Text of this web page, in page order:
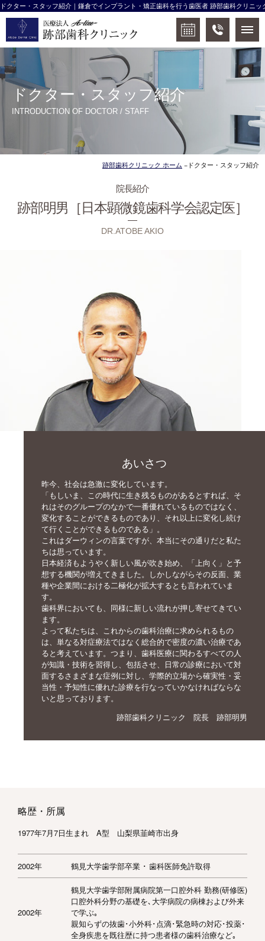
ドクター・スタッフ紹介｜鎌倉でインプラント・矯正歯科を行う歯医者 跡部歯科クリニッ
ドクター・スタッフ紹介
INTRODUCTION OF DOCTOR / STAFF
跡部歯科クリニック ホーム ドクター・スタッフ紹介
院長紹介
跡部明男［日本顕微鏡歯科学会認定医］
DR.ATOBE AKIO
あいさつ
昨今、社会は急激に変化しています。
「もしいま、この時代に生き残るものがあるとすれば、そ
れはそのグループのなかで一番優れているものではなく、
変化することができるものであり、それ以上に変化し続け
て行くことができるものである」。
これはダーウィンの言葉ですが、本当にその通りだと私た
ちは思っています。
日本経済もようやく新しい風が吹き始め、「上向く」と予
想する機関が増えてきました。しかしながらその反面、業
種や企業間における二極化が拡大するとも言われていま
す。
歯科界においても、同様に新しい流れが押し寄せてきてい
ます。
よって私たちは、これからの歯科治療に求められるもの
は、単なる対症療法ではなく総合的で密度の濃い治療であ
ると考えています。つまり、歯科医療に関わるすべての人
が知識・技術を習得し、包括させ、日常の診療において対
面するさまざまな症例に対し、学際的立場から確実性・妥
当性・予知性に優れた診療を行なっていかなければならな
いと思っております。
跡部歯科クリニック 院長 跡部明男
略歴・所属
1977年7月7日生まれ A型 山梨県韮崎市出身
2002年 鶴見大学歯学部卒業 ･ 歯科医師免許取得
2002年
鶴見大学歯学部附属病院第一口腔外科 勤務(研修医)
口腔外科分野の基礎を､大学病院の病棟および外来
で学ぶ｡
親知らずの抜歯･小外科･点滴･緊急時の対応･投薬･
全身疾患を既往歴に持つ患者様の歯科治療など｡